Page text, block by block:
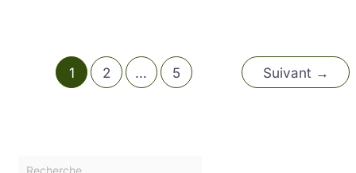
1 2 … 5 Suivant →